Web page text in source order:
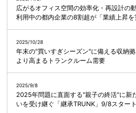
広がるオフィス空間の効率化・再設計の
利用中の都内企業の8割超が「業績上昇を
2025/10/28
年末の"買いすぎシーズン"に備える収納
より高まるトランクルーム需要
2025/9/8
2025年問題に直面する"親子の終活"に新
いを受け継ぐ「継承TRUNK」9/8スタート